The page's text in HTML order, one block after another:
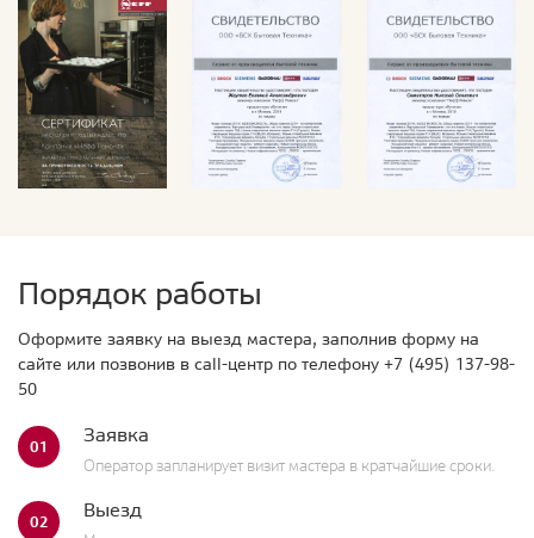
Порядок работы
Оформите заявку на выезд мастера, заполнив форму на
сайте или позвонив в call-центр по телефону +7 (495) 137-98-
50
01 Заявка
Оператор запланирует визит мастера в кратчайшие сроки.
02 Выезд